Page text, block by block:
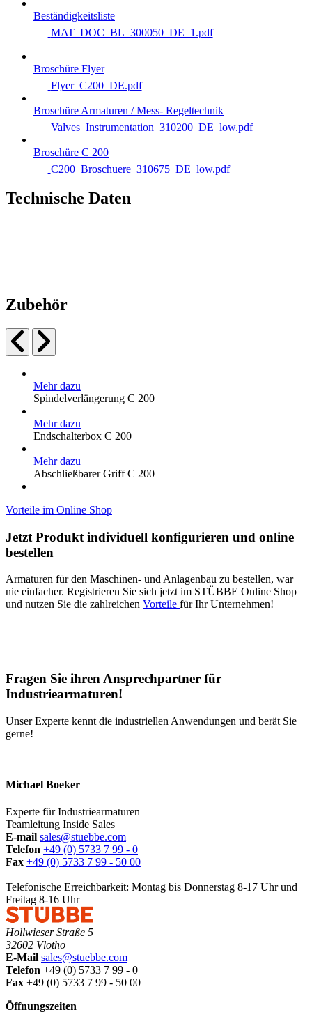
Beständigkeitsliste
MAT_DOC_BL_300050_DE_1.pdf
Broschüre Flyer
Flyer_C200_DE.pdf
Broschüre Armaturen / Mess- Regeltechnik
Valves_Instrumentation_310200_DE_low.pdf
Broschüre C 200
C200_Broschuere_310675_DE_low.pdf
Technische Daten
Zubehör
Mehr dazu
Spindelverlängerung C 200
Mehr dazu
Endschalterbox C 200
Mehr dazu
Abschließbarer Griff C 200
Vorteile im Online Shop
Jetzt Produkt individuell konfigurieren und online
bestellen
Armaturen für den Maschinen- und Anlagenbau zu bestellen, war
nie einfacher. Registrieren Sie sich jetzt im STÜBBE Online Shop
und nutzen Sie die zahlreichen Vorteile für Ihr Unternehmen!
Fragen Sie ihren Ansprechpartner für
Industriearmaturen!
Unser Experte kennt die industriellen Anwendungen und berät Sie
gerne!
Michael Boeker
Experte für Industriearmaturen
Teamleitung Inside Sales
E-mail sales@stuebbe.com
Telefon +49 (0) 5733 7 99 - 0
Fax +49 (0) 5733 7 99 - 50 00
Telefonische Erreichbarkeit: Montag bis Donnerstag 8-17 Uhr und
Freitag 8-16 Uhr
Hollwieser Straße 5
32602 Vlotho
E-Mail sales@stuebbe.com
Telefon +49 (0) 5733 7 99 - 0
Fax +49 (0) 5733 7 99 - 50 00
Öffnungszeiten